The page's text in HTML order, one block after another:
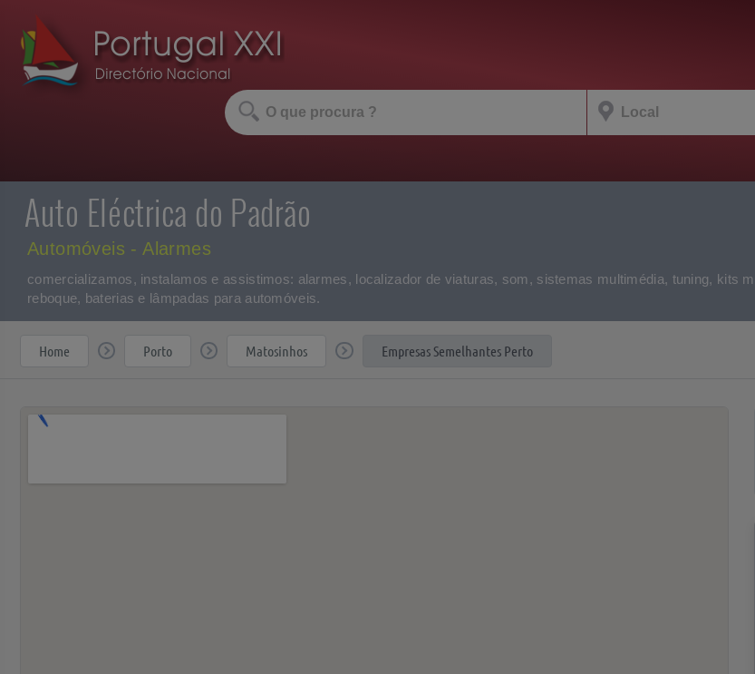
Auto Eléctrica do Padrão
Automóveis - Alarmes
comercializamos, instalamos e assistimos: alarmes, localizador de viaturas, som, sistemas multimédia, tuning, kits
reboque, baterias e lâmpadas para automóveis.
Home Porto Matosinhos Empresas Semelhantes Perto